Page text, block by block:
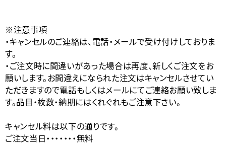
※注意事項
・キャンセルのご連絡は、電話・メールで受け付けしておりま
す。
・ご注文時に間違いがあった場合は再度、新しくご注文をお
願いします。お間違えになられた注文はキャンセルさせてい
ただきますので電話もしくはメールにてご連絡お願い致しま
す。品目・枚数・納期にはくれぐれもご注意下さい。
キャンセル料は以下の通りです。
ご注文当日・・・・・・・無料